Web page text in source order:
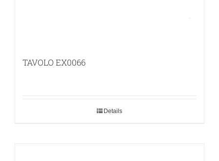
TAVOLO EX0066
Details